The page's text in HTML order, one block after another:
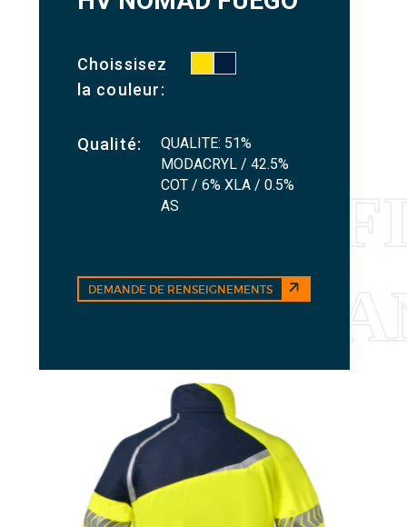
Choissisez
la couleur:
Qualité:
QUALITE: 51%
MODACRYL / 42.5%
COT / 6% XLA / 0.5%
AS
DEMANDE DE RENSEIGNEMENTS